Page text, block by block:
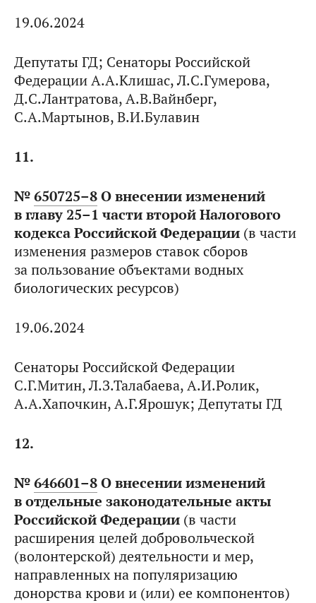
19.06.2024
Депутаты ГД; Сенаторы Российской
Федерации А.А.Клишас, Л.С.Гумерова,
Д.С.Лантратова, А.В.Вайнберг,
С.А.Мартынов, В.И.Булавин
11.
№650725–8О внесении изменений
в главу 25–1 части второй Налогового
кодекса Российской Федерации (в части
изменения размеров ставок сборов
за пользование объектами водных
биологических ресурсов)
19.06.2024
Сенаторы Российской Федерации
С.Г.Митин, Л.З.Талабаева, А.И.Ролик,
А.А.Хапочкин, А.Г.Ярошук; Депутаты ГД
12.
№646601–8О внесении изменений
в отдельные законодательные акты
Российской Федерации (в части
расширения целей добровольческой
(волонтерской) деятельности и мер,
направленных на популяризацию
донорства крови и (или) ее компонентов)